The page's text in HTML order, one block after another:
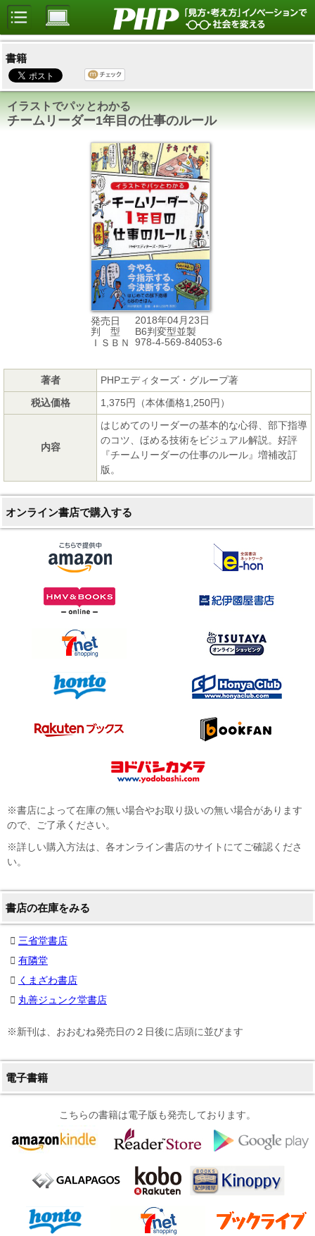
書籍
イラストでパッとわかる
チームリーダー1年目の仕事のルール
発売日
2018年04月23日
判 型
B6判変型並製
ＩＳＢＮ
978-4-569-84053-6
著者
PHPエディターズ・グループ著
税込価格
1,375円（本体価格1,250円）
内容
はじめてのリーダーの基本的な心得、部下指導
のコツ、ほめる技術をビジュアル解説。好評
『チームリーダーの仕事のルール』増補改訂
版。
オンライン書店で購入する
※書店によって在庫の無い場合やお取り扱いの無い場合があります
ので、ご了承ください。
※詳しい購入方法は、各オンライン書店のサイトにてご確認くださ
い。
書店の在庫をみる
三省堂書店
有隣堂
くまざわ書店
丸善ジュンク堂書店
※新刊は、おおむね発売日の２日後に店頭に並びます
電子書籍
こちらの書籍は電子版も発売しております。